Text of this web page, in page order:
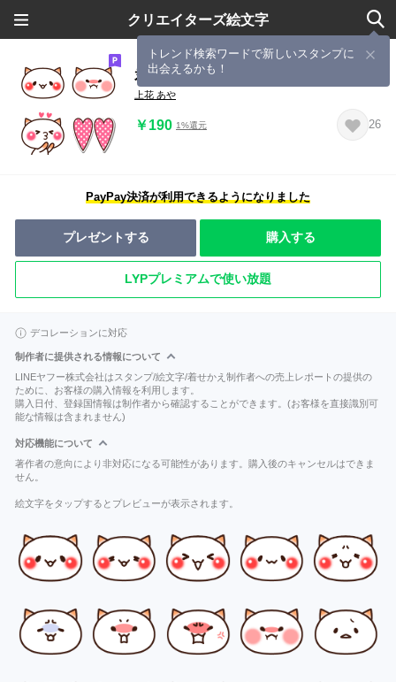
クリエイターズ絵文字
トレンド検索ワードで新しいスタンプに
出会えるかも！
君が好き！絵文字
上花 あや
￥190 1%還元 26
PayPay決済が利用できるようになりました
プレゼントする 購入する
LYPプレミアムで使い放題
デコレーションに対応
制作者に提供される情報について
LINEヤフー株式会社はスタンプ/絵文字/着せかえ制作者への売上レポートの提供の
ために、お客様の購入情報を利用します。
購入日付、登録国情報は制作者から確認することができます。(お客様を直接識別可
能な情報は含まれません)
対応機能について
著作者の意向により非対応になる可能性があります。購入後のキャンセルはできま
せん。
絵文字をタップするとプレビューが表示されます。